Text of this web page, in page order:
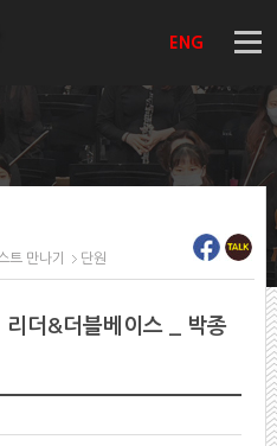
ENG
트 만나기 단원
더&더블베이스 _ 박종